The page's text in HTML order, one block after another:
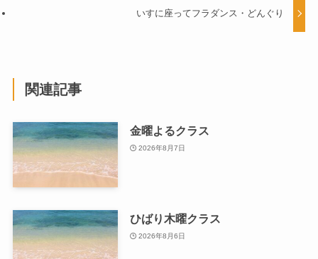
いすに座ってフラダンス・どんぐり
関連記事
金曜よるクラス
2026年8月7日
ひばり木曜クラス
2026年8月6日